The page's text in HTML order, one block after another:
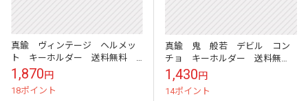
真鍮 ヴィンテージ ヘルメッ
ト キーホルダー 送料無料
キーリング バイカー ハーレー
鍵 メンズ レディース キーチェー
ン ...
1,870円
18ポイント
真鍮 鬼 般若 デビル コン
チョ キーホルダー 送料無
料 キーリング バイカー ハー
レー 鍵 メンズ レディース キー
チェーン...
1,430円
14ポイント